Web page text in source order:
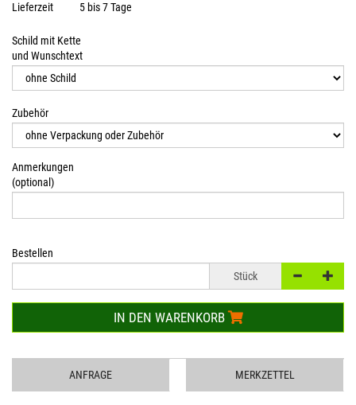
Lieferzeit 5 bis 7 Tage
Schild mit Kette
und Wunschtext
Zubehör
Anmerkungen
(optional)
Bestellen
Stück
IN DEN WARENKORB
ANFRAGE MERKZETTEL